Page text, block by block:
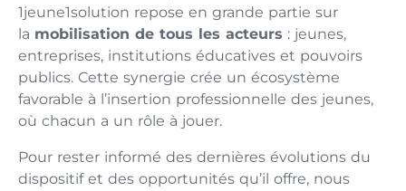
1jeune1solution repose en grande partie sur
la mobilisation de tous les acteurs : jeunes,
entreprises, institutions éducatives et pouvoirs
publics. Cette synergie crée un écosystème
favorable à l’insertion professionnelle des jeunes,
où chacun a un rôle à jouer.
Pour rester informé des dernières évolutions du
dispositif et des opportunités qu’il offre, nous